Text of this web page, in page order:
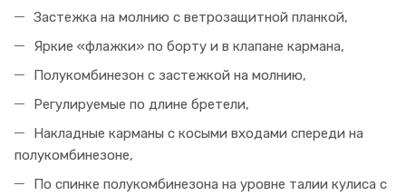
Застежка на молнию с ветрозащитной планкой,
Яркие «флажки» по борту и в клапане кармана,
Полукомбинезон с застежкой на молнию,
Регулируемые по длине бретели,
Накладные карманы с косыми входами спереди на
полукомбинезоне,
По спинке полукомбинезона на уровне талии кулиса с